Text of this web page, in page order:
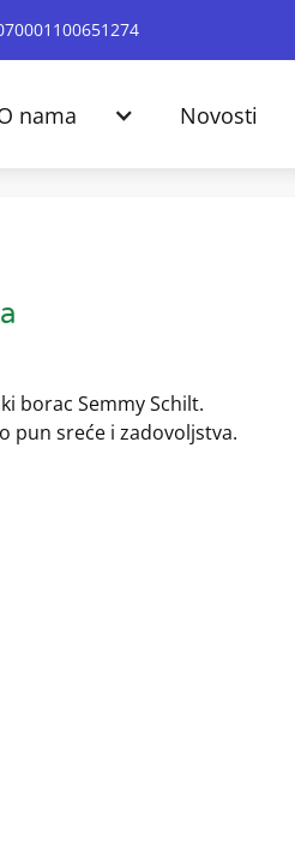
nama Novosti
borac Semmy Schilt.
pun sreće i zadovoljstva.